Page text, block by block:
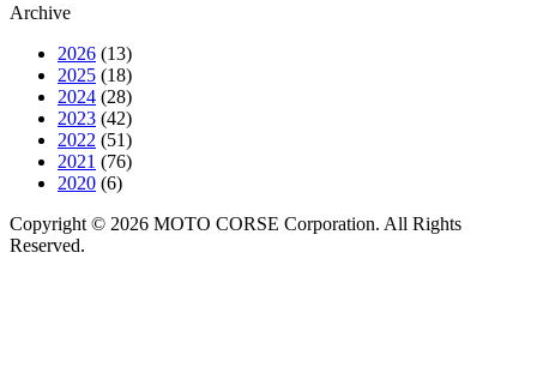
Archive
2026 (13)
2025 (18)
2024 (28)
2023 (42)
2022 (51)
2021 (76)
2020 (6)
Copyright © 2026 MOTO CORSE Corporation. All Rights
Reserved.